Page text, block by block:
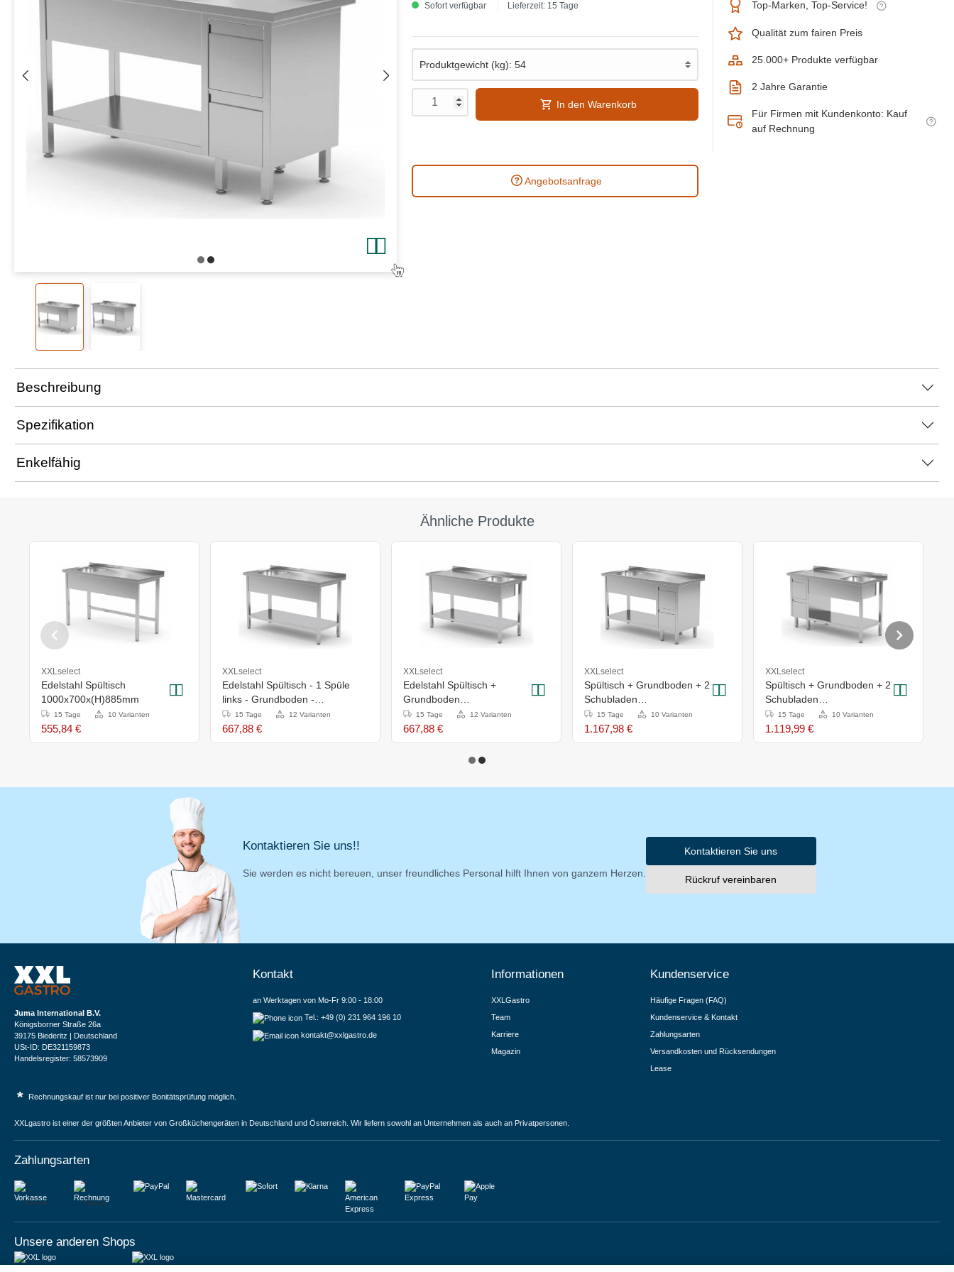
Sofort verfügbar Lieferzeit: 15 Tage
In den Warenkorb
Angebotsanfrage
Top-Marken, Top-Service!
Qualität zum fairen Preis
25.000+ Produkte verfügbar
2 Jahre Garantie
Für Firmen mit Kundenkonto: Kauf
auf Rechnung
Beschreibung
Spezifikation
Enkelfähig
Ähnliche Produkte
XXLselect
Edelstahl Spültisch
1000x700x(H)885mm
15 Tage 10 Varianten
555,84 €
XXLselect
Edelstahl Spültisch - 1 Spüle
links - Grundboden -
1200x700x(h)885mm
15 Tage 12 Varianten
667,88 €
XXLselect
Edelstahl Spültisch +
Grundboden
1200x700x(H)885mm
15 Tage 12 Varianten
667,88 €
XXLselect
Spültisch + Grundboden + 2
Schubladen
1800x600x(H)885mm
15 Tage 10 Varianten
1.167,98 €
XXLselect
Spültisch + Grundboden + 2
Schubladen
1600x600x(H)885mm
15 Tage 10 Varianten
1.119,99 €
Kontaktieren Sie uns!!
Sie werden es nicht bereuen, unser freundliches Personal hilft Ihnen von ganzem Herzen.
Kontaktieren Sie uns
Rückruf vereinbaren
Juma International B.V.
Königsborner Straße 26a
39175 Biederitz | Deutschland
USt-ID: DE321159873
Handelsregister: 58573909
Kontakt
an Werktagen von Mo-Fr 9:00 - 18:00
Tel.: +49 (0) 231 964 196 10
kontakt@xxlgastro.de
Informationen
XXLGastro
Team
Karriere
Magazin
Kundenservice
Häufige Fragen (FAQ)
Kundenservice & Kontakt
Zahlungsarten
Versandkosten und Rücksendungen
Lease
* Rechnungskauf ist nur bei positiver Bonitätsprüfung möglich.
XXLgastro ist einer der größten Anbieter von Großküchengeräten in Deutschland und Österreich. Wir liefern sowohl an Unternehmen als auch an Privatpersonen.
Zahlungsarten
Vorkasse Rechnung
Unsere anderen Shops